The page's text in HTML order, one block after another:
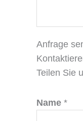
Anfrage
Teilen Sie
Name *